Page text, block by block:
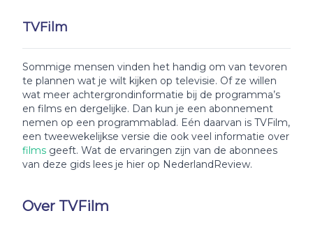
TVFilm
Sommige mensen vinden het handig om van tevoren
te plannen wat je wilt kijken op televisie. Of ze willen
wat meer achtergrondinformatie bij de programma’s
en films en dergelijke. Dan kun je een abonnement
nemen op een programmablad. Eén daarvan is TVFilm,
een tweewekelijkse versie die ook veel informatie over
films geeft. Wat de ervaringen zijn van de abonnees
van deze gids lees je hier op NederlandReview.
Over TVFilm